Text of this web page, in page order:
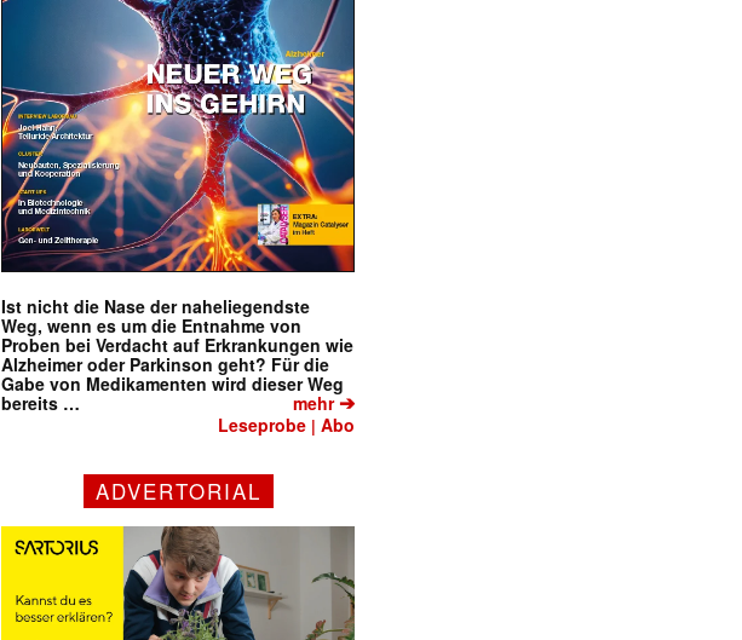
Ist nicht die Nase der naheliegendste
Weg, wenn es um die Entnahme von
Proben bei Verdacht auf Erkrankungen wie
Alzheimer oder Parkinson geht? Für die
Gabe von Medikamenten wird dieser Weg
bereits …
mehr➔
Leseprobe |Abo
ADVERTORIAL